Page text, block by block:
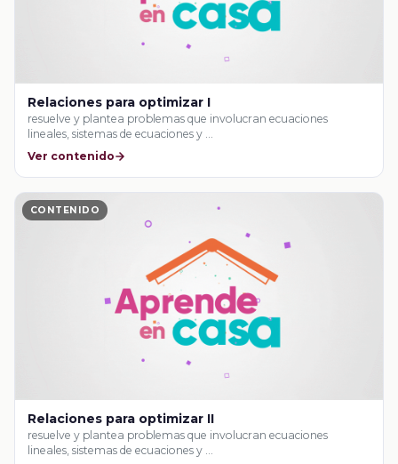
Relaciones para optimizar I
resuelve y plantea problemas que involucran ecuaciones
lineales, sistemas de ecuaciones y …
Ver contenido
CONTENIDO
Relaciones para optimizar II
resuelve y plantea problemas que involucran ecuaciones
lineales, sistemas de ecuaciones y …